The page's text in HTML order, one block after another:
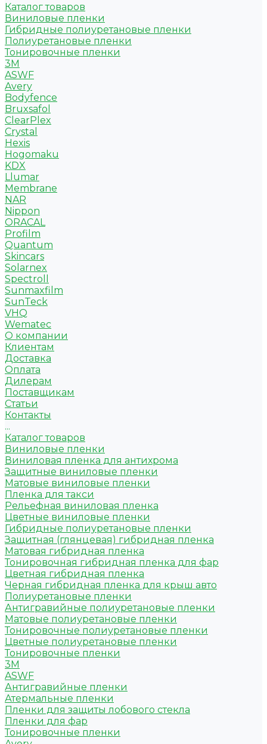
Каталог товаров
Виниловые пленки
Гибридные полиуретановые пленки
Полиуретановые пленки
Тонировочные пленки
3M
ASWF
Avery
Bodyfence
Bruxsafol
ClearPlex
Crystal
Hexis
Hogomaku
KDX
Llumar
Membrane
NAR
Nippon
ORACAL
Profilm
Quantum
Skincars
Solarnex
Spectroll
Sunmaxfilm
SunTeck
VHQ
Wematec
О компании
Клиентам
Доставка
Оплата
Дилерам
Поставщикам
Статьи
Контакты
...
Каталог товаров
Виниловые пленки
Виниловая пленка для антихрома
Защитные виниловые пленки
Матовые виниловые пленки
Пленка для такси
Рельефная виниловая пленка
Цветные виниловые пленки
Гибридные полиуретановые пленки
Защитная (глянцевая) гибридная пленка
Матовая гибридная пленка
Тонировочная гибридная пленка для фар
Цветная гибридная пленка
Черная гибридная пленка для крыш авто
Полиуретановые пленки
Антигравийные полиуретановые пленки
Матовые полиуретановые пленки
Тонировочные полиуретановые пленки
Цветные полиуретановые пленки
Тонировочные пленки
3M
ASWF
Антигравийные пленки
Атермальные пленки
Пленки для защиты лобового стекла
Пленки для фар
Тонировочные пленки